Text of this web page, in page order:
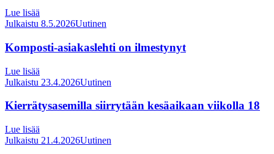
Lue lisää
Julkaistu 8.5.2026Uutinen
Komposti-asiakaslehti on ilmestynyt
Lue lisää
Julkaistu 23.4.2026Uutinen
Kierrätysasemilla siirrytään kesäaikaan viikolla 18
Lue lisää
Julkaistu 21.4.2026Uutinen